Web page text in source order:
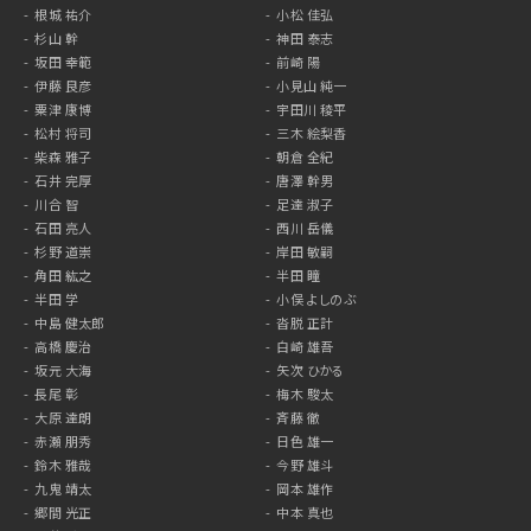
根城 祐介
小松 佳弘
杉山 幹
神田 泰志
坂田 幸範
前崎 陽
伊藤 良彦
小見山 純一
粟津 康博
宇田川 稜平
松村 将司
三木 絵梨香
柴森 雅子
朝倉 全紀
石井 完厚
唐澤 幹男
川合 智
足達 淑子
石田 亮人
西川 岳儀
杉野 道崇
岸田 敏嗣
角田 紘之
半田 瞳
半田 学
小俣 よしのぶ
中島 健太郎
沓脱 正計
高橋 慶治
白崎 雄吾
坂元 大海
矢次 ひかる
長尾 彰
梅木 駿太
大原 達朗
斉藤 徹
赤瀬 朋秀
日色 雄一
鈴木 雅哉
今野 雄斗
九鬼 靖太
岡本 雄作
郷間 光正
中本 真也